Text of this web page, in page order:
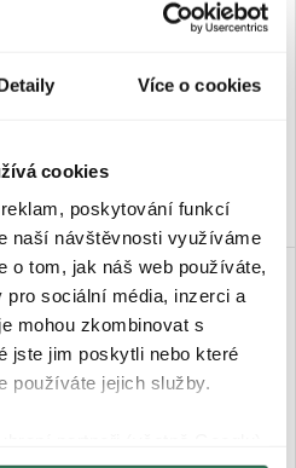
Více o cookies
cookies
poskytování funkcí
naší návštěvnosti využíváme
o tom, jak náš web používáte,
sociální média, inzerci a
mohou zkombinovat s
jste jim poskytli nebo které
používáte jejich služby.